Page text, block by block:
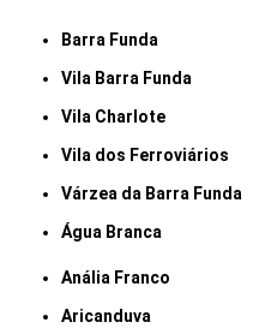
Barra Funda
Vila Barra Funda
Vila Charlote
Vila dos Ferroviários
Várzea da Barra Funda
Água Branca
Anália Franco
Aricanduva